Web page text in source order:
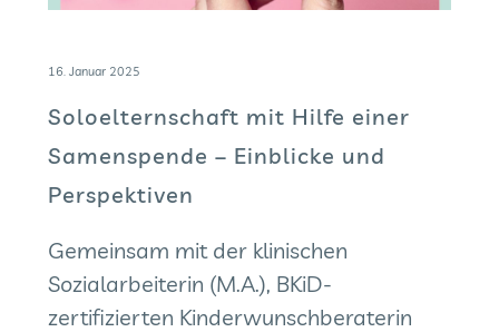
16. Januar 2025
Soloelternschaft mit Hilfe einer
Samenspende – Einblicke und
Perspektiven
Gemeinsam mit der klinischen
Sozialarbeiterin (M.A.), BKiD-
zertifizierten Kinderwunschberaterin